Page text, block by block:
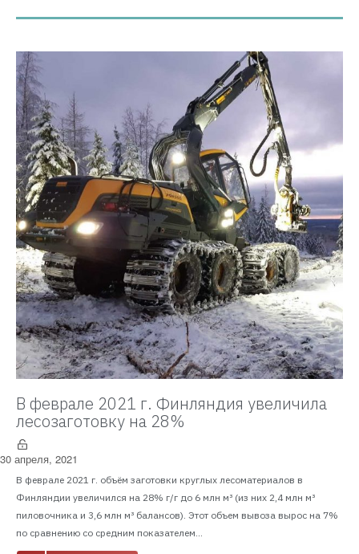
В феврале 2021 г. Финляндия увеличила
лесозаготовку на 28%
30 апреля, 2021
В феврале 2021 г. объём заготовки круглых лесоматериалов в
Финляндии увеличился на 28% г/г до 6 млн м³ (из них 2,4 млн м³
пиловочника и 3,6 млн м³ балансов). Этот объем вывоза вырос на 7%
по сравнению со средним показателем...